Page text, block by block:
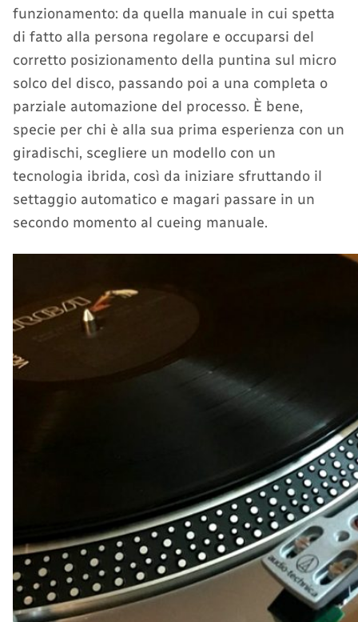
funzionamento: da quella manuale in cui spetta
di fatto alla persona regolare e occuparsi del
corretto posizionamento della puntina sul micro
solco del disco, passando poi a una completa o
parziale automazione del processo. È bene,
specie per chi è alla sua prima esperienza con un
giradischi, scegliere un modello con un
tecnologia ibrida, così da iniziare sfruttando il
settaggio automatico e magari passare in un
secondo momento al cueing manuale.